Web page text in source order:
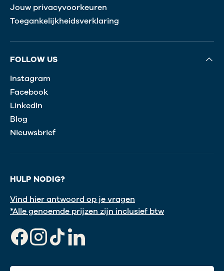
Jouw privacyvoorkeuren
Toegankelijkheidsverklaring
FOLLOW US
Instagram
Facebook
LinkedIn
Blog
Nieuwsbrief
HULP NODIG?
Vind hier antwoord op je vragen
*Alle genoemde prijzen zijn inclusief btw
FacebookInstagram
TikTokLinkedIn